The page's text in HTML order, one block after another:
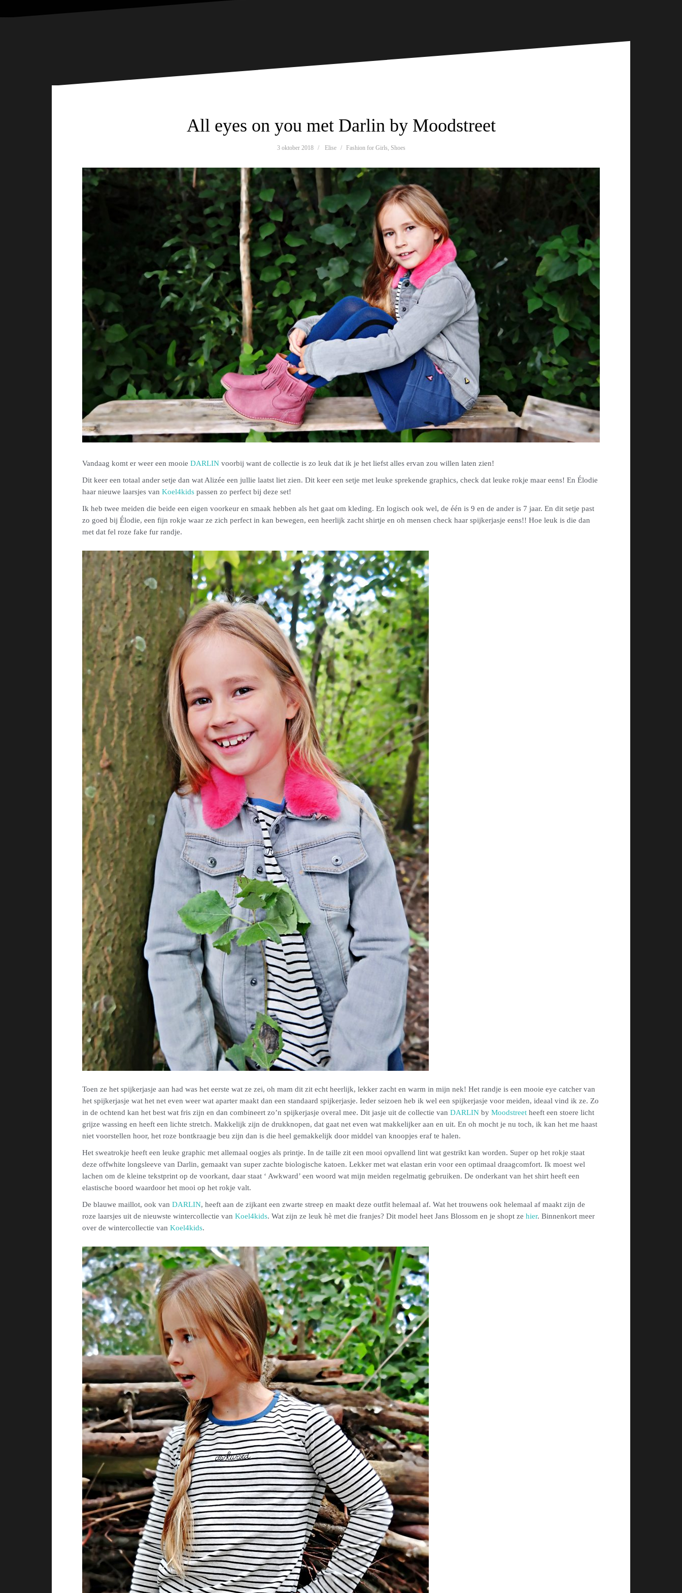
All eyes on you met Darlin by Moodstreet
3 oktober 2018 Elise Fashion for Girls, Shoes
Vandaag komt er weer een mooie DARLIN voorbij want de collectie is zo leuk dat ik je het liefst alles ervan zou willen laten zien!
Dit keer een totaal ander setje dan wat Alizée een jullie laatst liet zien. Dit keer een setje met leuke sprekende graphics, check dat leuke rokje maar eens! En Élodie
haar nieuwe laarsjes van Koel4kids passen zo perfect bij deze set!
Ik heb twee meiden die beide een eigen voorkeur en smaak hebben als het gaat om kleding. En logisch ook wel, de één is 9 en de ander is 7 jaar. En dit setje past
zo goed bij Élodie, een fijn rokje waar ze zich perfect in kan bewegen, een heerlijk zacht shirtje en oh mensen check haar spijkerjasje eens!! Hoe leuk is die dan
met dat fel roze fake fur randje.
Toen ze het spijkerjasje aan had was het eerste wat ze zei, oh mam dit zit echt heerlijk, lekker zacht en warm in mijn nek! Het randje is een mooie eye catcher van
het spijkerjasje wat het net even weer wat aparter maakt dan een standaard spijkerjasje. Ieder seizoen heb ik wel een spijkerjasje voor meiden, ideaal vind ik ze. Zo
in de ochtend kan het best wat fris zijn en dan combineert zo’n spijkerjasje overal mee. Dit jasje uit de collectie van DARLIN by Moodstreet heeft een stoere licht
grijze wassing en heeft een lichte stretch. Makkelijk zijn de drukknopen, dat gaat net even wat makkelijker aan en uit. En oh mocht je nu toch, ik kan het me haast
niet voorstellen hoor, het roze bontkraagje beu zijn dan is die heel gemakkelijk door middel van knoopjes eraf te halen.
Het sweatrokje heeft een leuke graphic met allemaal oogjes als printje. In de taille zit een mooi opvallend lint wat gestrikt kan worden. Super op het rokje staat
deze offwhite longsleeve van Darlin, gemaakt van super zachte biologische katoen. Lekker met wat elastan erin voor een optimaal draagcomfort. Ik moest wel
lachen om de kleine tekstprint op de voorkant, daar staat ‘ Awkward’ een woord wat mijn meiden regelmatig gebruiken. De onderkant van het shirt heeft een
elastische boord waardoor het mooi op het rokje valt.
De blauwe maillot, ook van DARLIN, heeft aan de zijkant een zwarte streep en maakt deze outfit helemaal af. Wat het trouwens ook helemaal af maakt zijn de
roze laarsjes uit de nieuwste wintercollectie van Koel4kids. Wat zijn ze leuk hè met die franjes? Dit model heet Jans Blossom en je shopt ze hier. Binnenkort meer
over de wintercollectie van Koel4kids.